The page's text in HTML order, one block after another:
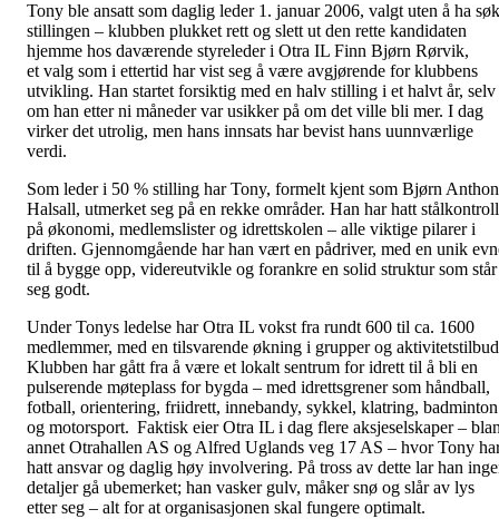
Tony ble ansatt som daglig leder 1. januar 2006, valgt uten å ha
stillingen – klubben plukket rett og slett ut den rette kandidaten
hjemme hos daværende styreleder i Otra IL Finn Bjørn Rørvik,
et valg som i ettertid har vist seg å være avgjørende for klubbens
utvikling. Han startet forsiktig med en halv stilling i et halvt år, selv
om han etter ni måneder var usikker på om det ville bli mer. I dag
virker det utrolig, men hans innsats har bevist hans uunnværlige
verdi.
Som leder i 50 % stilling har Tony, formelt kjent som Bjørn
Halsall, utmerket seg på en rekke områder. Han har hatt stålkontroll
på økonomi, medlemslister og idrettskolen – alle viktige pilarer i
driften. Gjennomgående har han vært en pådriver, med en unik
til å bygge opp, videreutvikle og forankre en solid struktur som står
seg godt.
Under Tonys ledelse har Otra IL vokst fra rundt 600 til ca. 1600
medlemmer, med en tilsvarende økning i grupper og
Klubben har gått fra å være et lokalt sentrum for idrett til å bli en
pulserende møteplass for bygda – med idrettsgrener som håndball,
fotball, orientering, friidrett, innebandy, sykkel, klatring, badminton
og motorsport. Faktisk eier Otra IL i dag flere aksjeselskaper –
annet Otrahallen AS og Alfred Uglands veg 17 AS – hvor Tony
hatt ansvar og daglig høy involvering. På tross av dette lar han
detaljer gå ubemerket; han vasker gulv, måker snø og slår av lys
etter seg – alt for at organisasjonen skal fungere optimalt.